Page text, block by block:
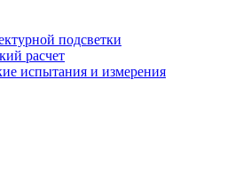
подсветки
расчет
испытания и измерения